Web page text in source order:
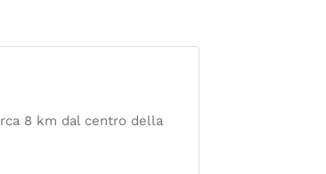
8 km dal centro della